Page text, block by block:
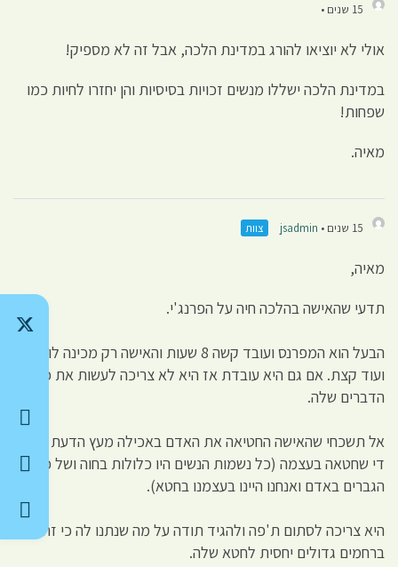
15 שנים •
אולי לא יוציאו להורג במדינת הלכה, אבל זה לא מספיק!
במדינת הלכה ישללו מנשים זכויות בסיסיות והן יחזרו לחיות כמו
שפחות!
מאיה.
15 שנים • jsadmin צוות
מאיה,
תדעי שהאישה בהלכה חיה על הפרנג'י.
הבעל הוא המפרנס ועובד קשה 8 שעות והאישה רק מכינה לו אוכל
ועוד קצת. אם גם היא עובדת אז היא לא צריכה לעשות את כל
הדברים שלה.
אל תשכחי שהאישה החטיאה את האדם באכילה מעץ הדעת ולא
די שחטאה בעצמה (כל נשמות הנשים היו כלולות בחוה ושל כל
הגברים באדם ואנחנו היינו בעצמנו בחטא).
היא צריכה לסתום ת'פה ולהגיד תודה על מה שנתנו לה כי זה
ברחמים גדולים יחסית לחטא שלה.